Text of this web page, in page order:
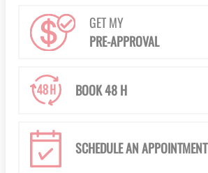
GET MY
PRE-APPROVAL
BOOK 48 H
SCHEDULE AN APPOINTMENT